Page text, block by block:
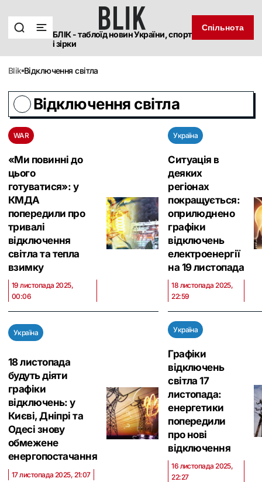
БЛІК - таблоїд новин України, спорт
і зірки
Спільнота
blik Відключення світла
Відключення світла
WAR
«Ми повинні до
цього
готуватися»: у
КМДА
попередили про
тривалі
відключення
світла та тепла
взимку
19 листопада 2025,
00:06
Україна
Ситуація в
деяких
регіонах
покращується:
оприлюднено
графіки
відключень
електроенергії
на 19 листопада
18 листопада 2025,
22:59
Україна
18 листопада
будуть діяти
графіки
відключень: у
Києві, Дніпрі та
Одесі знову
обмежене
енергопостачання
17 листопада 2025, 21:07
Україна
Графіки
відключень
світла 17
листопада:
енергетики
попередили
про нові
відключення
16 листопада 2025,
22:27